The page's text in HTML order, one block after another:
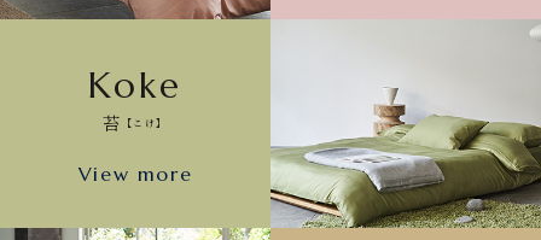
Koke
苔 【こけ】
View more